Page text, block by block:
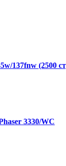
137fnw (2500
3330/WC